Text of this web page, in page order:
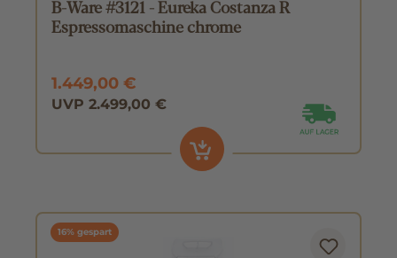
B-Ware #3121 - Eureka Costanza R
Espressomaschine chrome
1.449,00 €
UVP 2.499,00 €
16% gespart